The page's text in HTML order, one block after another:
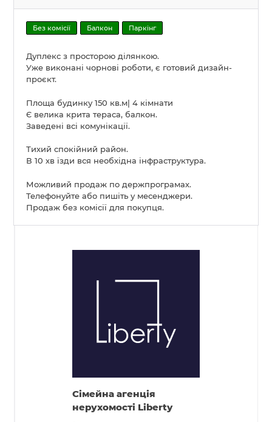
Без комісії Балкон Паркінг
Дуплекс з просторою ділянкою.
Уже виконані чорнові роботи, є готовий дизайн-
проєкт.
Площа будинку 150 кв.м| 4 кімнати
Є велика крита тераса, балкон.
Заведені всі комунікації.
Тихий спокійний район.
В 10 хв їзди вся необхідна інфраструктура.
Можливий продаж по держпрограмах.
Телефонуйте або пишіть у месенджери.
Продаж без комісії для покупця.
Cімейна агенція
нерухомості Liberty